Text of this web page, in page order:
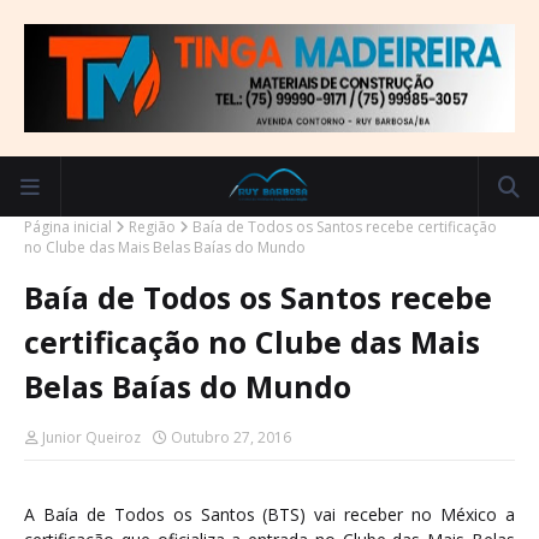
Página inicial Região
Baía de Todos os Santos recebe certificação
no Clube das Mais Belas Baías do Mundo
Baía de Todos os Santos recebe
certificação no Clube das Mais
Belas Baías do Mundo
Junior Queiroz Outubro 27, 2016
A Baía de Todos os Santos (BTS) vai receber no México a